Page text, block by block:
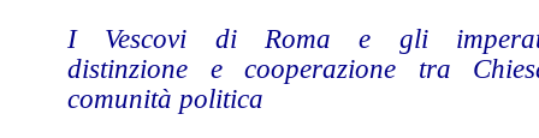
I Vescovi di Roma e gli
distinzione e cooperazione tra
comunità politica